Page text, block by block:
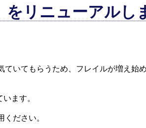
をリニューアルし
いてもらうため、フレイルが増え始
ます。
ださい。